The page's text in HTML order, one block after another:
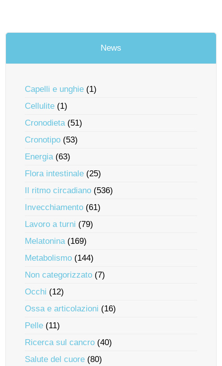
News
Capelli e unghie (1)
Cellulite (1)
Cronodieta(51)
Cronotipo (53)
Energia(63)
Flora intestinale (25)
Il ritmo circadiano (536)
Invecchiamento (61)
Lavoro a turni (79)
Melatonina(169)
Metabolismo (144)
Non categorizzato (7)
Occhi (12)
Ossa e articolazioni (16)
Pelle (11)
Ricerca sul cancro (40)
Salute del cuore (80)